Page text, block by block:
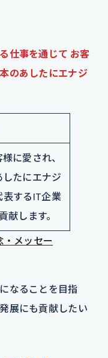
る仕事を通じて お客
のあしたにエナジ
に愛され、
たにエナジ
表するIT企業
献します。
・メッセー
なることを目指
展にも貢献したい